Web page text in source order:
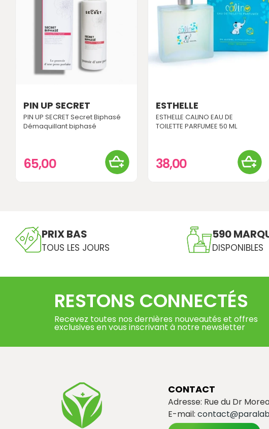
PIN UP SECRET
PIN UP SECRET Secret Biphasé
Démaquillant biphasé
65,00
ESTHELLE
ESTHELLE CALINO EAU DE
TOILETTE PARFUMEE 50 ML
38,00
PRIX BAS
TOUS LES JOURS
590
DISPONIBLES
RESTONS CONNECTÉS
Recevez toutes nos dernières nouveautés et offres
exclusives en vous inscrivant à notre newsletter
CONTACT
Adresse: Rue du Dr
E-mail: